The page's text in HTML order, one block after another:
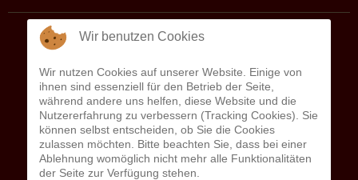
Wir benutzen Cookies
Wir nutzen Cookies auf unserer Website. Einige von
ihnen sind essenziell für den Betrieb der Seite,
während andere uns helfen, diese Website und die
Nutzererfahrung zu verbessern (Tracking Cookies). Sie
können selbst entscheiden, ob Sie die Cookies
zulassen möchten. Bitte beachten Sie, dass bei einer
Ablehnung womöglich nicht mehr alle Funktionalitäten
der Seite zur Verfügung stehen.